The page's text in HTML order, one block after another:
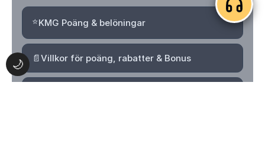
🌙
⭐KMG Poäng & belöningar
📄Villkor för poäng, rabatter & Bonus